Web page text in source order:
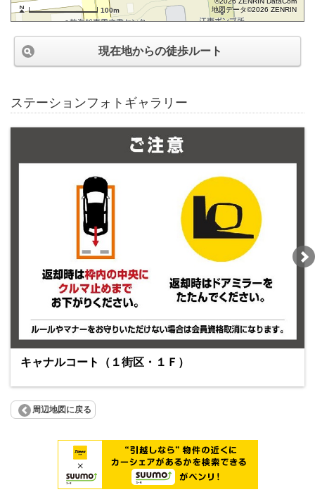
100m
地図データ©2026 ZENRIN
現在地からの徒歩ルート
ステーションフォトギャラリー
キャナルコート（１街区・１Ｆ）
周辺地図に戻る